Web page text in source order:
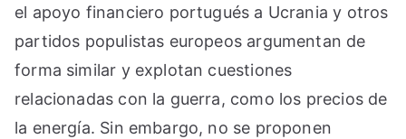
el apoyo financiero portugués a Ucrania y otros
partidos populistas europeos argumentan de
forma similar y explotan cuestiones
relacionadas con la guerra, como los precios de
la energía. Sin embargo, no se proponen